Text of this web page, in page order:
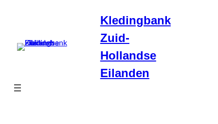
inhoud
Kledingbank
Zuid-
Hollandse
Eilanden